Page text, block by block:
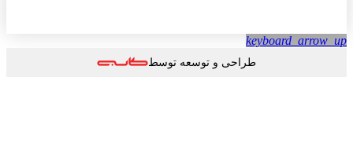
طراحی و توسعه توسط